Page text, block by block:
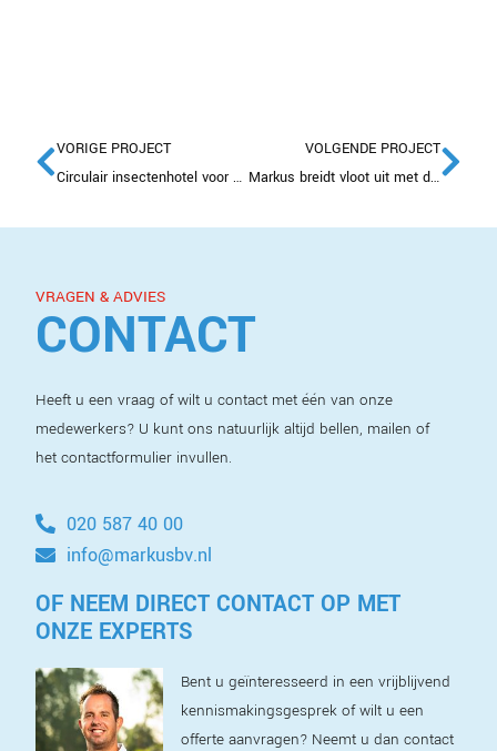
VORIGE PROJECT
Circulair insectenhotel voor Dwarsgouwpark Purmerend
VOLGENDE PROJECT
Markus breidt vloot uit met drie nieuwe Volvo-trucks
VRAGEN & ADVIES
CONTACT
Heeft u een vraag of wilt u contact met één van onze
medewerkers? U kunt ons natuurlijk altijd bellen, mailen of
het contactformulier invullen.
020 587 40 00
info@markusbv.nl
OF NEEM DIRECT CONTACT OP MET
ONZE EXPERTS
Bent u geïnteresseerd in een vrijblijvend
kennismakingsgesprek of wilt u een
offerte aanvragen? Neemt u dan contact